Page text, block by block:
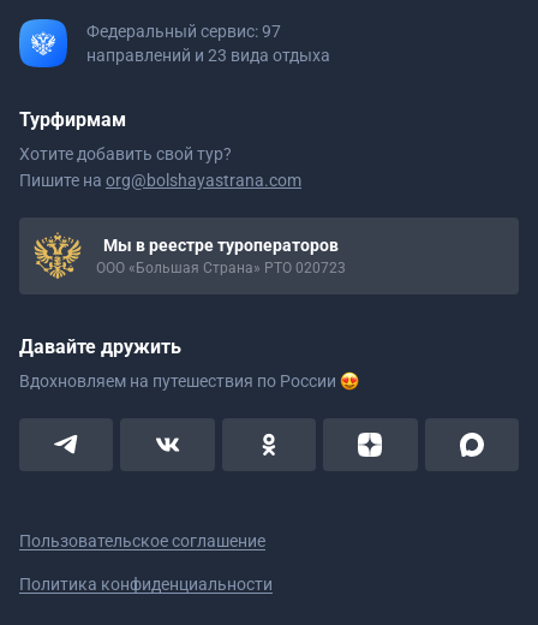
Федеральный сервис: 97
направлений и 23 вида отдыха
Турфирмам
Хотите добавить свой тур?
Пишите на org@bolshayastrana.com
Мы в реестре туроператоров
ООО «Большая Страна» РТО 020723
Давайте дружить
Вдохновляем на путешествия по России
Пользовательское соглашение
Политика конфиденциальности